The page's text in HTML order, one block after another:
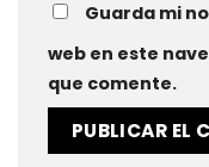
Guarda mi
web en este
que comente.